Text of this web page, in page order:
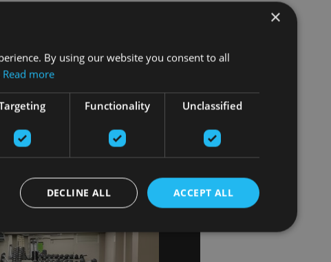
×
By using our website you consent to all
Read more
Functionality Unclassified
ACCEPT ALL
DECLINE ALL